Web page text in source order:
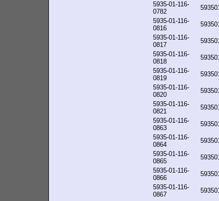
5935-01-116-
0782
5935-01-116-
0816
5935-01-116-
0817
5935-01-116-
0818
5935-01-116-
0819
5935-01-116-
0820
5935-01-116-
0821
5935-01-116-
0863
5935-01-116-
0864
5935-01-116-
0865
5935-01-116-
0866
5935-01-116-
0867